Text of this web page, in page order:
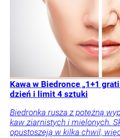
Kawa w Biedronce „1+1
dzień i limit 4 sztuki
Biedronka rusza z potężną
kaw ziarnistych i mielonych.
opustoszeją w kilka chwil,